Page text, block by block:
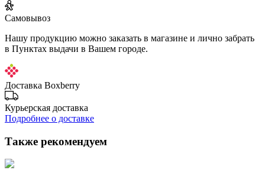
Самовывоз
Нашу продукцию можно заказать в магазине и лично забрать
в Пунктах выдачи в Вашем городе.
Доставка Boxberry
Курьерская доставка
Подробнее о доставке
Также рекомендуем